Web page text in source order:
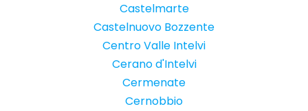
Castelmarte
Castelnuovo Bozzente
Centro Valle Intelvi
Cerano d'Intelvi
Cermenate
Cernobbio